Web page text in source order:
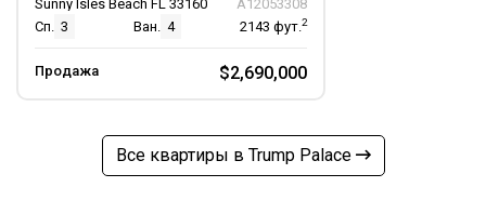
Sunny Isles Beach FL 33160
A12053308
Сп. 3 Ван. 4 2143 фут.2
Продажа $2,690,000
Все квартиры в Trump Palace